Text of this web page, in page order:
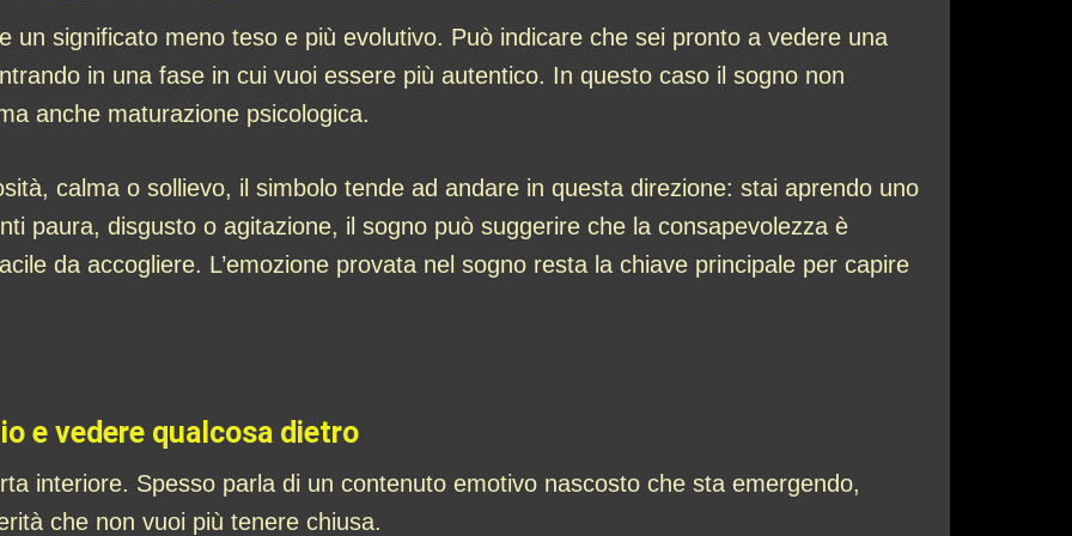
un significato meno teso e più evolutivo. Può indicare che sei pronto a vedere una
in una fase in cui vuoi essere più autentico. In questo caso il sogno non
anche maturazione psicologica.
calma o sollievo, il simbolo tende ad andare in questa direzione: stai aprendo uno
paura, disgusto o agitazione, il sogno può suggerire che la consapevolezza è
da accogliere. L’emozione provata nel sogno resta la chiave principale per capire
e vedere qualcosa dietro
interiore. Spesso parla di un contenuto emotivo nascosto che sta emergendo,
che non vuoi più tenere chiusa.